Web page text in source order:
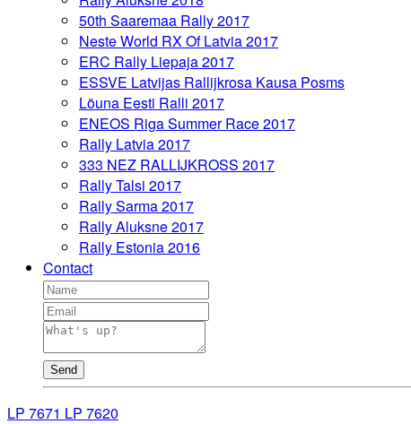
50th Saaremaa Rally 2017
Neste World RX Of Latvia 2017
ERC Rally Liepaja 2017
ESSVE Latvijas Rallijkrosa Kausa Posms
Lõuna Eesti Ralli 2017
ENEOS Riga Summer Race 2017
Rally Latvia 2017
333 NEZ RALLIJKROSS 2017
Rally Talsi 2017
Rally Sarma 2017
Rally Aluksne 2017
Rally Estonia 2016
Contact
Send
LP 7671 LP 7620